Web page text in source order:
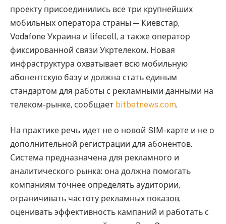
проекту присоединились все три крупнейших
мобильных оператора страны — Киевстар,
Vodafone Украина и lifecell, а также оператор
фиксированной связи Укртелеком. Новая
инфраструктура охватывает всю мобильную
абонентскую базу и должна стать единым
стандартом для работы с рекламными данными на
телеком-рынке, сообщает bitbetnews.com.
На практике речь идет не о новой SIM-карте и не о
дополнительной регистрации для абонентов.
Система предназначена для рекламного и
аналитического рынка: она должна помогать
компаниям точнее определять аудитории,
ограничивать частоту рекламных показов,
оценивать эффективность кампаний и работать с